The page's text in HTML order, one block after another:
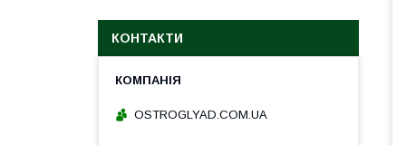
КОНТАКТИ
ОSTROGLYAD.СOM.UA